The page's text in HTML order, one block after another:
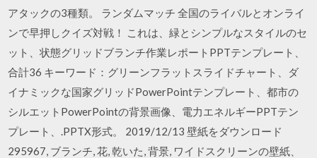
アタックの3種類。 ランダムマッチ 全国のライバルとオンライ
ンで早押しクイズ対戦！ これは、緑とシンプルなスタイルのセ
ット、状態グリッドブランチ作業レポートPPTテンプレート、
合計36 キーワード：グリーンフラットスライドチャート、ダ
イナミックな国家グリッドPowerPointテンプレート、都市の
シルエットPowerPointの背景画像、電力エネルギーPPTテン
プレート、.PPTX形式。 2019/12/13 壁紙をダウンロード
295967, ブランチ, 花, 乾いた, 背景, ワイドスクリーンの壁紙、